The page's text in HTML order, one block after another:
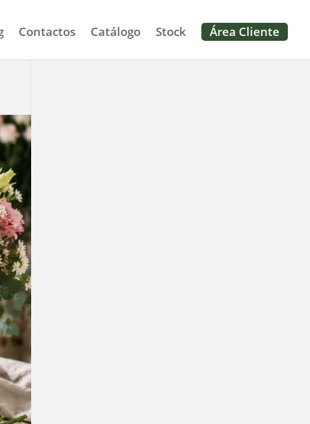
Contactos Catálogo Stock Área Cliente